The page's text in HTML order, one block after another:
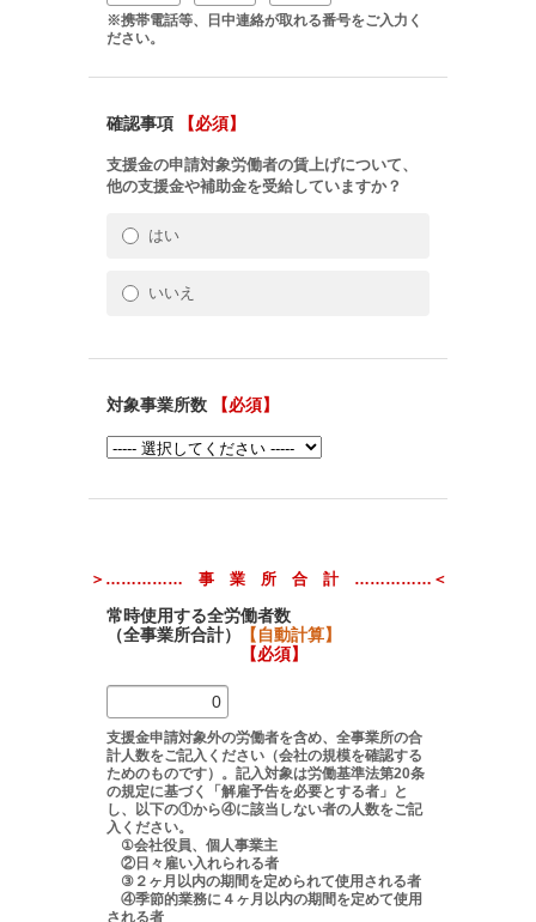
※携帯電話等、日中連絡が取れる番号をご入力く
ださい。
確認事項 【必須】
支援金の申請対象労働者の賃上げについて、
他の支援金や補助金を受給していますか？
はい
いいえ
対象事業所数 【必須】
＞…………… 事 業 所 合 計 ……………＜
常時使用する全労働者数
（全事業所合計）
【自動計算】
【必須】
支援金申請対象外の労働者を含め、全事業所の合
計人数をご記入ください（会社の規模を確認する
ためのものです）。記入対象は労働基準法第20条
の規定に基づく「解雇予告を必要とする者」と
し、以下の①から④に該当しない者の人数をご記
入ください。
①会社役員、個人事業主
②日々雇い入れられる者
③２ヶ月以内の期間を定められて使用される者
④季節的業務に４ヶ月以内の期間を定めて使用
される者